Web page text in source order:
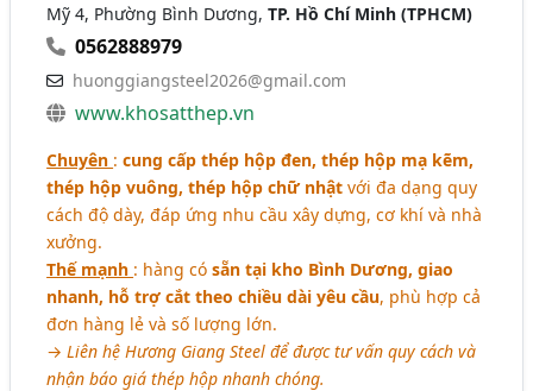
Mỹ 4, Phường Bình Dương,TP. Hồ Chí Minh (TPHCM)
0562888979
huonggiangsteel2026@gmail.com
www.khosatthep.vn
Chuyên :cung cấp thép hộp đen, thép hộp mạ kẽm,
thép hộp vuông, thép hộp chữ nhật với đa dạng quy
cách độ dày, đáp ứng nhu cầu xây dựng, cơ khí và nhà
xưởng.
Thế mạnh : hàng cósẵn tại kho Bình Dương, giao
nhanh, hỗ trợ cắt theo chiều dài yêu cầu, phù hợp cả
đơn hàng lẻ và số lượng lớn.
→ Liên hệ Hương Giang Steel để được tư vấn quy cách và
nhận báo giá thép hộp nhanh chóng.